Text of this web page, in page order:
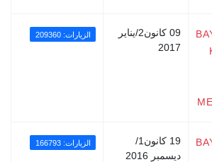
09 كانون2/يناير
2017
الزيارات: 209360
19 كانون1/
ديسمبر 2016
الزيارات: 166793